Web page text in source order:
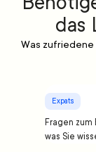
das
Was
Expats
Fragen
was Sie